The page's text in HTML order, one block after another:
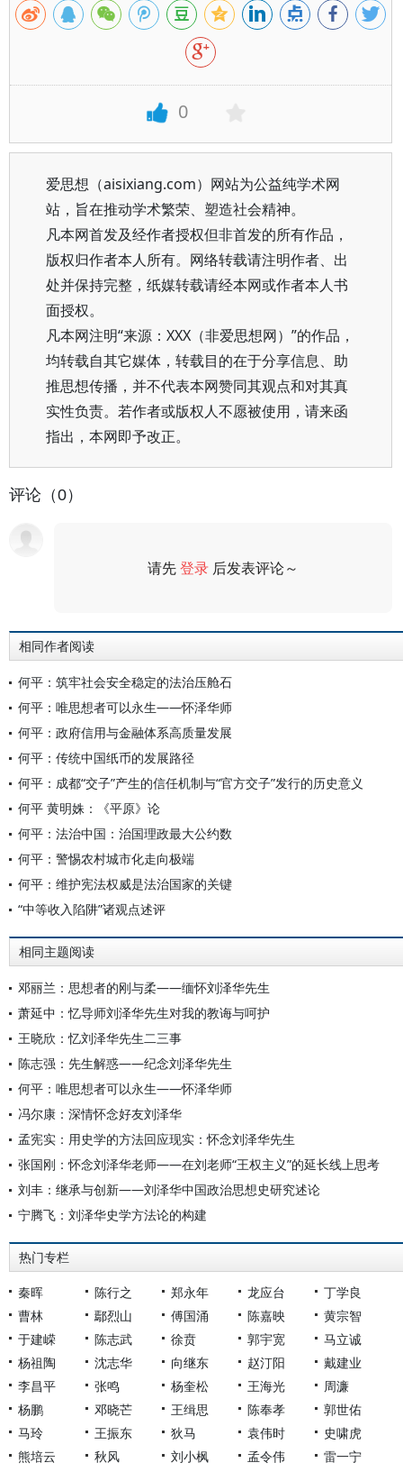
0
爱思想（aisixiang.com）网站为公益纯学术网
站，旨在推动学术繁荣、塑造社会精神。
凡本网首发及经作者授权但非首发的所有作品，
版权归作者本人所有。网络转载请注明作者、出
处并保持完整，纸媒转载请经本网或作者本人书
面授权。
凡本网注明“来源：XXX（非爱思想网）”的作品，
均转载自其它媒体，转载目的在于分享信息、助
推思想传播，并不代表本网赞同其观点和对其真
实性负责。若作者或版权人不愿被使用，请来函
指出，本网即予改正。
评论（0）
请先登录 后发表评论～
相同作者阅读
何平：筑牢社会安全稳定的法治压舱石
何平：唯思想者可以永生——怀泽华师
何平：政府信用与金融体系高质量发展
何平：传统中国纸币的发展路径
何平：成都“交子”产生的信任机制与“官方交子”发行的历史意义
何平 黄明姝：《平原》论
何平：法治中国：治国理政最大公约数
何平：警惕农村城市化走向极端
何平：维护宪法权威是法治国家的关键
“中等收入陷阱”诸观点述评
相同主题阅读
邓丽兰：思想者的刚与柔——缅怀刘泽华先生
萧延中：忆导师刘泽华先生对我的教诲与呵护
王晓欣：忆刘泽华先生二三事
陈志强：先生解惑——纪念刘泽华先生
何平：唯思想者可以永生——怀泽华师
冯尔康：深情怀念好友刘泽华
孟宪实：用史学的方法回应现实：怀念刘泽华先生
张国刚：怀念刘泽华老师——在刘老师“王权主义”的延长线上思考
刘丰：继承与创新——刘泽华中国政治思想史研究述论
宁腾飞：刘泽华史学方法论的构建
热门专栏
秦晖 陈行之 郑永年 龙应台
丁学良
曹林
鄢烈山 傅国涌 陈嘉映
黄宗智
于建嵘
陈志武 徐贲 郭宇宽
马立诚
杨祖陶
沈志华 向继东 赵汀阳
戴建业
李昌平
张鸣 杨奎松 王海光
周濂
杨鹏
邓晓芒 王缉思 陈奉孝
郭世佑
马玲
王振东 狄马 袁伟时
史啸虎
熊培云
秋风 刘小枫 孟令伟
雷一宁